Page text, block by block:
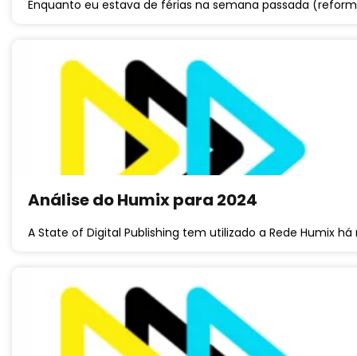
Enquanto eu estava de férias na semana passada
Análise do Humix para 2024
A State of Digital Publishing tem utilizado a Rede Humix